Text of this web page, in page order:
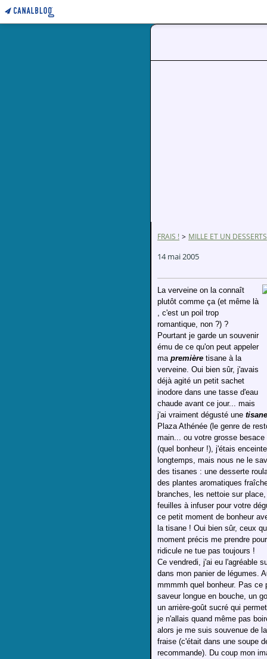
FRAIS ! > MILLE ET UN DESSERTS
14 mai 2005
La verveine on la connaît
plutôt comme ça (et même là
, c'est un poil trop
romantique, non ?) ?
Pourtant je garde un souvenir
ému de ce qu'on peut appeler
ma première tisane à la
verveine. Oui bien sûr, j'avais
déjà agité un petit sachet
inodore dans une tasse d'eau
chaude avant ce jour... mais
j'ai vraiment dégusté une tisane
Plaza Athénée (le genre de
main... ou votre grosse
(quel bonheur !), j'étais
longtemps, mais nous ne le
des tisanes : une desserte
des plantes aromatiques
branches, les nettoie sur
feuilles à infuser pour votre
ce petit moment de bonheur
la tisane ! Oui bien sûr, ceux
moment précis me prendre
ridicule ne tue pas toujours !
Ce vendredi, j'ai eu l'agréable
dans mon panier de légumes.
mmmmh quel bonheur. Pas ce
saveur longue en bouche, un
un arrière-goût sucré qui
je n'allais quand même pas
alors je me suis souvenue de
fraise (c'était dans une soupe
recommande). Du coup mon